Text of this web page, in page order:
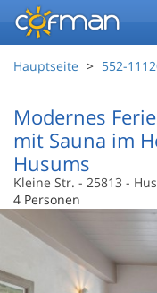
Hauptseite 552-
Modernes
mit Sauna im
Husums
Kleine Str. - 25813 -
4 Personen